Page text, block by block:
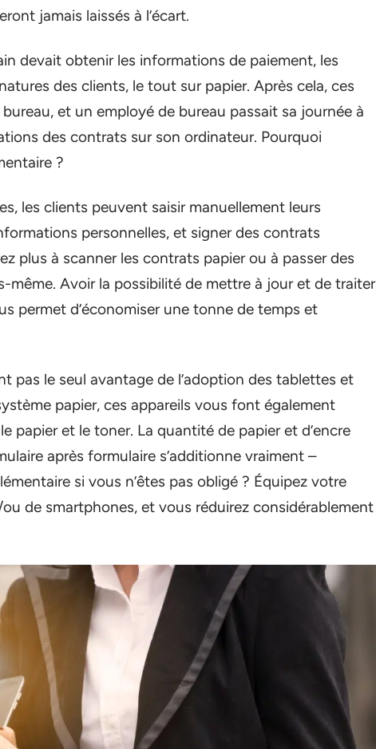
jamais laissés à l’écart.
devait obtenir les informations de paiement, les
des clients, le tout sur papier. Après cela, ces
et un employé de bureau passait sa journée à
des contrats sur son ordinateur. Pourquoi
?
les clients peuvent saisir manuellement leurs
personnelles, et signer des contrats
plus à scanner les contrats papier ou à passer des
même. Avoir la possibilité de mettre à jour et de traiter
permet d’économiser une tonne de temps et
pas le seul avantage de l’adoption des tablettes et
papier, ces appareils vous font également
papier et le toner. La quantité de papier et d’encre
après formulaire s’additionne vraiment –
si vous n’êtes pas obligé ? Équipez votre
de smartphones, et vous réduirez considérablement